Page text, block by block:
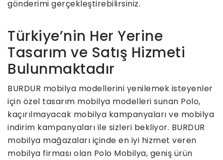
gönderimi gerçekleştirebilirsiniz.
Türkiye’nin Her Yerine
Tasarım ve Satış Hizmeti
Bulunmaktadır
BURDUR mobilya modellerini yenilemek isteyenler
için özel tasarım mobilya modelleri sunan Polo,
kaçırılmayacak mobilya kampanyaları ve mobilya
indirim kampanyaları ile sizleri bekliyor. BURDUR
mobilya mağazaları içinde en iyi hizmet veren
mobilya firması olan Polo Mobilya, geniş ürün